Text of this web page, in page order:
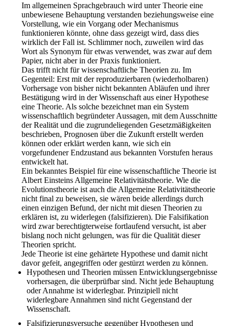
Im allgemeinen Sprachgebrauch wird unter Theorie eine
unbewiesene Behauptung verstanden beziehungsweise eine
Vorstellung, wie ein Vorgang oder Mechanismus
funktionieren könnte, ohne dass gezeigt wird, dass dies
wirklich der Fall ist. Schlimmer noch, zuweilen wird das
Wort als Synonym für etwas verwendet, was zwar auf dem
Papier, nicht aber in der Praxis funktioniert.
Das trifft nicht für wissenschaftliche Theorien zu. Im
Gegenteil: Erst mit der reproduzierbaren (wiederholbaren)
Vorhersage von bisher nicht bekannten Abläufen und ihrer
Bestätigung wird in der Wissenschaft aus einer Hypothese
eine Theorie. Als solche bezeichnet man ein System
wissenschaftlich begründeter Aussagen, mit dem Ausschnitte
der Realität und die zugrundeliegenden Gesetzmäßigkeiten
beschrieben, Prognosen über die Zukunft erstellt werden
können oder erklärt werden kann, wie sich ein
vorgefundener Endzustand aus bekannten Vorstufen heraus
entwickelt hat.
Ein bekanntes Beispiel für eine wissenschaftliche Theorie ist
Albert Einsteins Allgemeine Relativitätstheorie. Wie die
Evolutionstheorie ist auch die Allgemeine Relativitätstheorie
nicht final zu beweisen, sie wären beide allerdings durch
einen einzigen Befund, der nicht mit diesen Theorien zu
erklären ist, zu widerlegen (falsifizieren). Die Falsifikation
wird zwar berechtigterweise fortlaufend versucht, ist aber
bislang noch nicht gelungen, was für die Qualität dieser
Theorien spricht.
Jede Theorie ist eine gehärtete Hypothese und damit nicht
davor gefeit, angegriffen oder gestürzt werden zu können.
Hypothesen und Theorien müssen Entwicklungsergebnisse
vorhersagen, die überprüfbar sind. Nicht jede Behauptung
oder Annahme ist widerlegbar. Prinzipiell nicht
widerlegbare Annahmen sind nicht Gegenstand der
Wissenschaft.
Falsifizierungsversuche gegenüber Hypothesen und